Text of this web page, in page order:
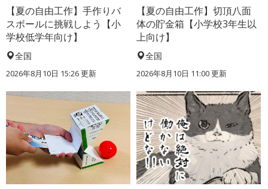
【夏の自由工作】手作りバ
スボールに挑戦しよう【小
学校低学年向け】
全国
2026年8月10日 15:26更新
【夏の自由工作】切頂八面
体の貯金箱【小学校3年生以
上向け】
全国
2026年8月10日 11:00更新